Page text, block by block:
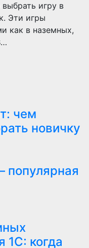
игру в
Эти игры
как в наземных,
чем
новичку
популярная
1С: когда